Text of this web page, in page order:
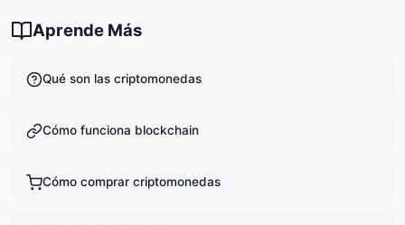
Aprende Más
Qué son las criptomonedas
Cómo funciona blockchain
Cómo comprar criptomonedas